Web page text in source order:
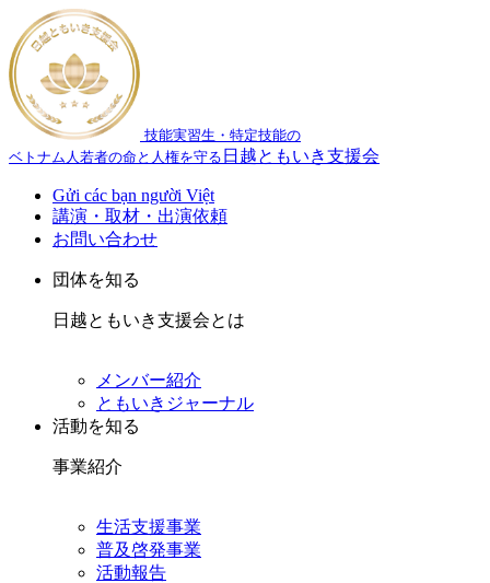
技能実習生・特定技能の
ベトナム人若者の命と人権を守る 日越ともいき支援会
Gửi các bạn người Việt
講演・取材・出演依頼
お問い合わせ
団体を知る
日越ともいき支援会とは
メンバー紹介
ともいきジャーナル
活動を知る
事業紹介
生活支援事業
普及啓発事業
活動報告